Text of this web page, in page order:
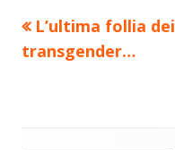
Navigazione
articoli
Precedente
articolo:
L’ultima follia dei
transgender…